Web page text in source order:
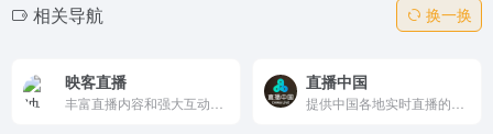
相关导航 换一换
映客直播 直播中国